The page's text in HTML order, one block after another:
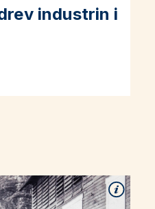
industrin i
industrin i Jungfrusund